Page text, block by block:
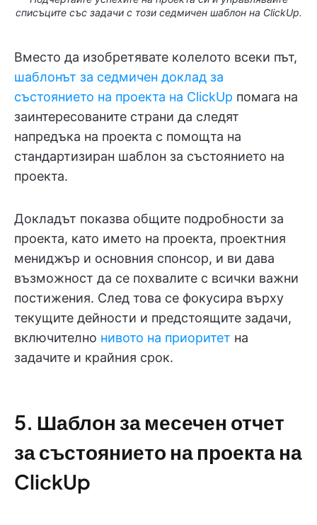
списъците със задачи с този седмичен шаблон на ClickUp.
Вместо да изобретявате колелото всеки път,
шаблонът за седмичен доклад за
състоянието на проекта на ClickUp помага на
заинтересованите страни да следят
напредъка на проекта с помощта на
стандартизиран шаблон за състоянието на
проекта.
Докладът показва общите подробности за
проекта, като името на проекта, проектния
мениджър и основния спонсор, и ви дава
възможност да се похвалите с всички важни
постижения. След това се фокусира върху
текущите дейности и предстоящите задачи,
включително нивото на приоритет на
задачите и крайния срок.
5. Шаблон за месечен отчет
за състоянието на проекта на
ClickUp